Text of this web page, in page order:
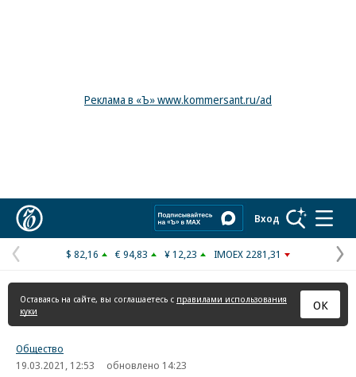
Реклама в «Ъ» www.kommersant.ru/ad
Вход
Предыдущая
страница
$ 82,16 € 94,83 ¥ 12,23 IMOEX 2281,31
Оставаясь на сайте, вы соглашаетесь с правилами использования
куки
ОК
Общество
19.03.2021, 12:53
обновлено 14:23